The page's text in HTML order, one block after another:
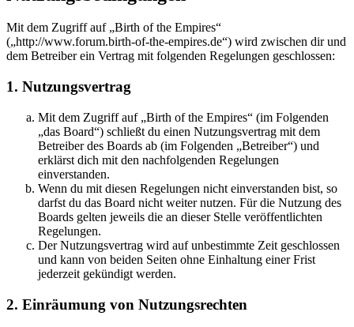
Mit dem Zugriff auf „Birth of the Empires“
(„http://www.forum.birth-of-the-empires.de“) wird zwischen dir und
dem Betreiber ein Vertrag mit folgenden Regelungen geschlossen:
1. Nutzungsvertrag
Mit dem Zugriff auf „Birth of the Empires“ (im Folgenden
„das Board“) schließt du einen Nutzungsvertrag mit dem
Betreiber des Boards ab (im Folgenden „Betreiber“) und
erklärst dich mit den nachfolgenden Regelungen
einverstanden.
Wenn du mit diesen Regelungen nicht einverstanden bist, so
darfst du das Board nicht weiter nutzen. Für die Nutzung des
Boards gelten jeweils die an dieser Stelle veröffentlichten
Regelungen.
Der Nutzungsvertrag wird auf unbestimmte Zeit geschlossen
und kann von beiden Seiten ohne Einhaltung einer Frist
jederzeit gekündigt werden.
2. Einräumung von Nutzungsrechten